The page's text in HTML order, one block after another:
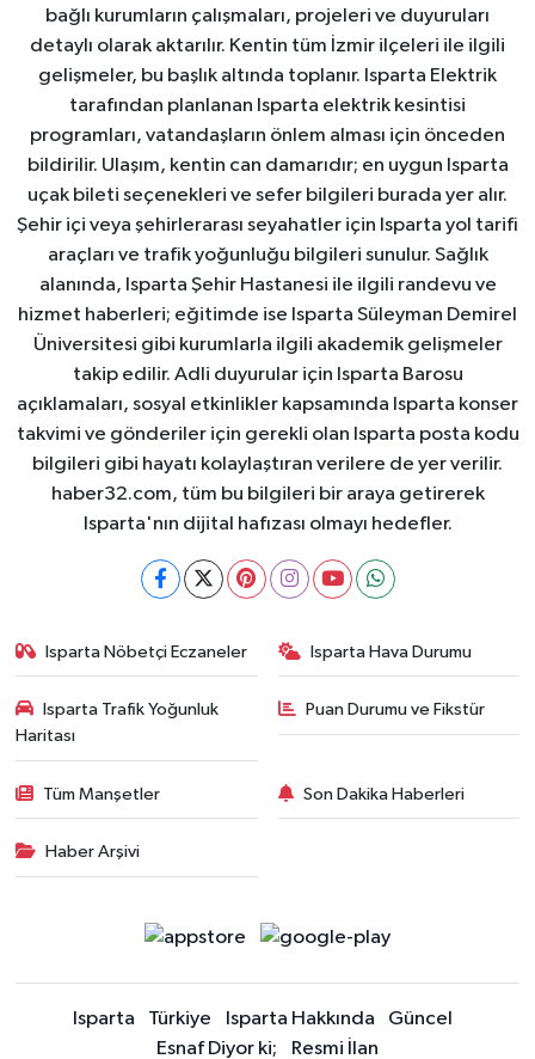
bağlı kurumların çalışmaları, projeleri ve duyuruları
detaylı olarak aktarılır. Kentin tüm İzmir ilçeleri ile ilgili
gelişmeler, bu başlık altında toplanır. Isparta Elektrik
tarafından planlanan Isparta elektrik kesintisi
programları, vatandaşların önlem alması için önceden
bildirilir. Ulaşım, kentin can damarıdır; en uygun Isparta
uçak bileti seçenekleri ve sefer bilgileri burada yer alır.
Şehir içi veya şehirlerarası seyahatler için Isparta yol tarifi
araçları ve trafik yoğunluğu bilgileri sunulur. Sağlık
alanında, Isparta Şehir Hastanesi ile ilgili randevu ve
hizmet haberleri; eğitimde ise Isparta Süleyman Demirel
Üniversitesi gibi kurumlarla ilgili akademik gelişmeler
takip edilir. Adli duyurular için Isparta Barosu
açıklamaları, sosyal etkinlikler kapsamında Isparta konser
takvimi ve gönderiler için gerekli olan Isparta posta kodu
bilgileri gibi hayatı kolaylaştıran verilere de yer verilir.
haber32.com, tüm bu bilgileri bir araya getirerek
Isparta'nın dijital hafızası olmayı hedefler.
Isparta Nöbetçi Eczaneler Isparta Hava Durumu
Isparta Trafik Yoğunluk
Haritası
Puan Durumu ve Fikstür
Tüm Manşetler Son Dakika Haberleri
Haber Arşivi
Isparta Türkiye Isparta Hakkında
Güncel
Esnaf Diyor ki;
Resmi İlan